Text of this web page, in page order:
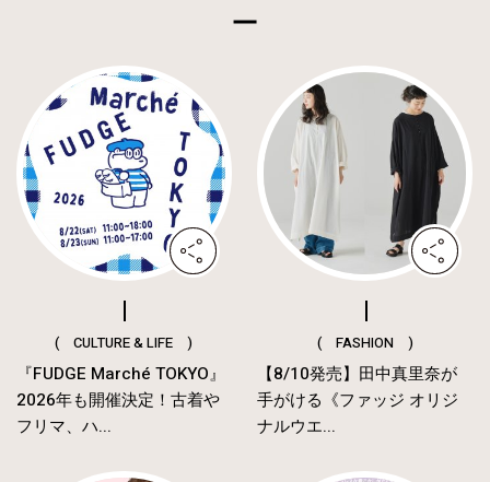
( CULTURE & LIFE )
『FUDGE Marché TOKYO』
2026年も開催決定！古着や
フリマ、ハ...
( FASHION )
【8/10発売】田中真里奈が
手がける《ファッジ オリジ
ナルウエ...